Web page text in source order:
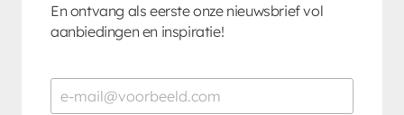
En ontvang als eerste onze nieuwsbrief vol
aanbiedingen en inspiratie!